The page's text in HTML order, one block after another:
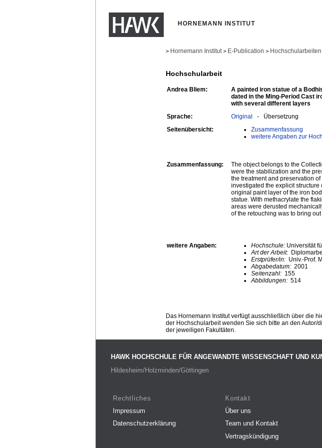
HORNEMANN INSTITUT
> Hornemann Institut > E-Publication > Hochschularbeiten
Hochschularbeit
Andrea Bliem:
A painted iron statue of a
dated in the Ming-Period Cast
with several different layers
Sprache: Original - Übersetzung
Seitenübersicht:
Zusammenfassung
weitere Angaben zur
Zusammenfassung:
The object belongs to the
were the stabilization and the
the treatment and preservation
investigated the explicit structure
original paint layer of the iron
statue. With methacrylate the
areas were derusted
of the retouching was to bring
weitere Angaben: Hochschule: Universität
Art der Arbeit:
Erstprüfer/in: Univ.-Prof.
Abgabedatum: 2001
Seitenzahl: 155
Abbildungen: 514
Das Hornemann Institut verfügt ausschließlich über die
der Hochschularbeit wenden Sie sich bitte an den Autor/
der jeweiligen Fakultäten.
HAWK HOCHSCHULE FÜR ANGEWANDTE WISSENSCHAFT UND
Hildesheim/Holzminden/Göttingen
Rechtliches
Impressum
Datenschutzerklärung
Kontakt
Über uns
Team und Kontakt
Vertragskündigung